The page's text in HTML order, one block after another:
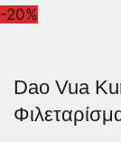
-20%
Dao Vua